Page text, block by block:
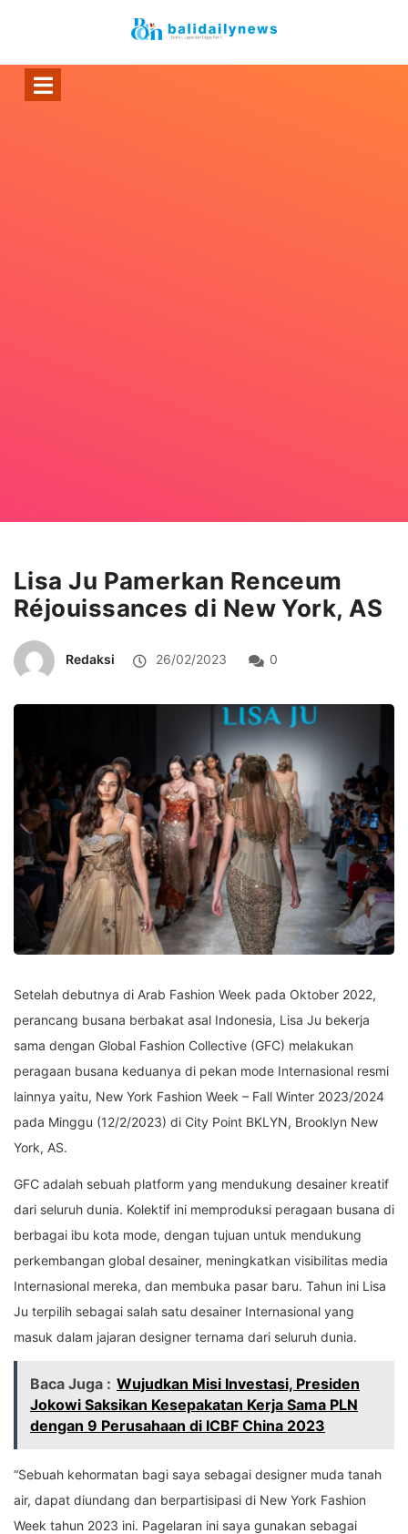
Lisa Ju Pamerkan Renceum
Réjouissances di New York, AS
Redaksi 26/02/2023 0
Setelah debutnya di Arab Fashion Week pada Oktober 2022,
perancang busana berbakat asal Indonesia, Lisa Ju bekerja
sama dengan Global Fashion Collective (GFC) melakukan
peragaan busana keduanya di pekan mode Internasional resmi
lainnya yaitu, New York Fashion Week – Fall Winter 2023/2024
pada Minggu (12/2/2023) di City Point BKLYN, Brooklyn New
York, AS.
GFC adalah sebuah platform yang mendukung desainer kreatif
dari seluruh dunia. Kolektif ini memproduksi peragaan busana di
berbagai ibu kota mode, dengan tujuan untuk mendukung
perkembangan global desainer, meningkatkan visibilitas media
Internasional mereka, dan membuka pasar baru. Tahun ini Lisa
Ju terpilih sebagai salah satu desainer Internasional yang
masuk dalam jajaran designer ternama dari seluruh dunia.
Baca Juga : Wujudkan Misi Investasi, Presiden
Jokowi Saksikan Kesepakatan Kerja Sama PLN
dengan 9 Perusahaan di ICBF China 2023
“Sebuah kehormatan bagi saya sebagai designer muda tanah
air, dapat diundang dan berpartisipasi di New York Fashion
Week tahun 2023 ini. Pagelaran ini saya gunakan sebagai